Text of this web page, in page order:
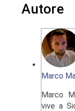
Autore
Marco
Marco
vive a